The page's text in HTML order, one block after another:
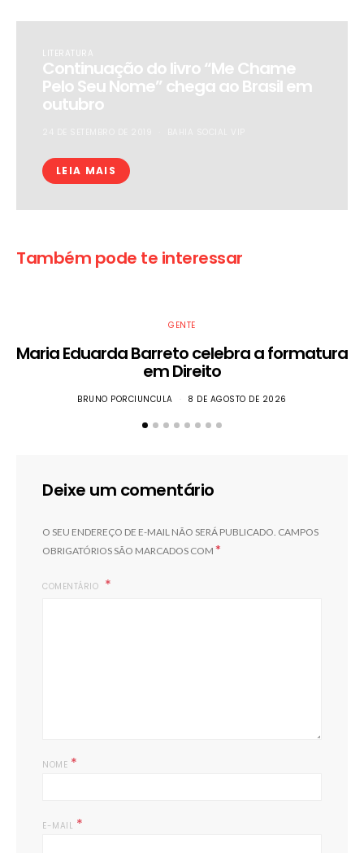
LITERATURA
Continuação do livro “Me Chame
Pelo Seu Nome” chega ao Brasil em
outubro
LEIA MAIS
Também pode te interessar
GENTE
Maria Eduarda Barreto celebra a formatura
em Direito
BRUNO PORCIUNCULA 8 DE AGOSTO DE 2026
Deixe um comentário
O SEU ENDEREÇO DE E-MAIL NÃO SERÁ PUBLICADO. CAMPOS
OBRIGATÓRIOS SÃO MARCADOS COM *
COMENTÁRIO
NOME *
E-MAIL *